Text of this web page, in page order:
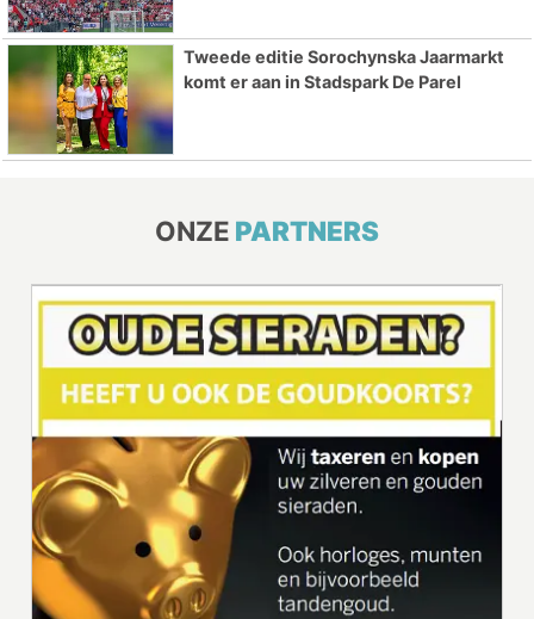
Tweede editie Sorochynska Jaarmarkt
komt er aan in Stadspark De Parel
ONZE PARTNERS